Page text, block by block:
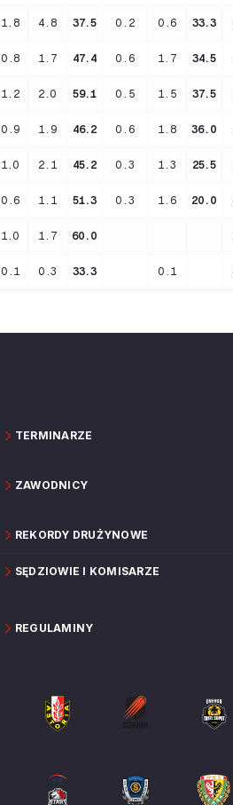
1.8 4.8 37.5 0.2 0.6 33.3
0.8 1.7 47.4 0.6 1.7 34.5
1.2 2.0 59.1 0.5 1.5 37.5
0.9 1.9 46.2 0.6 1.8 36.0
1.0 2.1 45.2 0.3 1.3 25.5
0.6 1.1 51.3 0.3 1.6 20.0
1.0 1.7 60.0
0.1 0.3 33.3 0.1
TERMINARZE
ZAWODNICY
REKORDY DRUŻYNOWE
SĘDZIOWIE I KOMISARZE
REGULAMINY